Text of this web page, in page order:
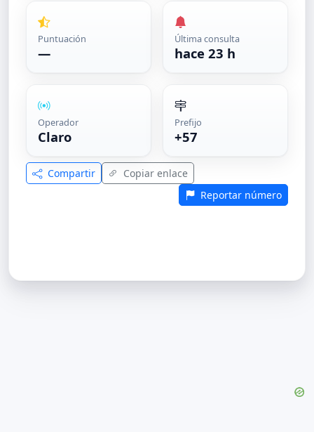
Puntuación
—
Última consulta
hace 23 h
Operador
Claro
Prefijo
+57
Compartir
Copiar enlace
Reportar número